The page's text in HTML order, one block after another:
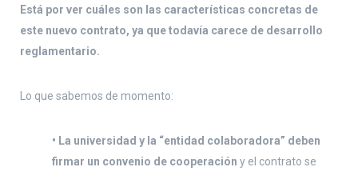
Está por ver cuáles son las características concretas de
este nuevo contrato, ya que todavía carece de desarrollo
reglamentario.
Lo que sabemos de momento:
• La universidad y la “entidad colaboradora” deben
firmar un convenio de cooperación y el contrato se